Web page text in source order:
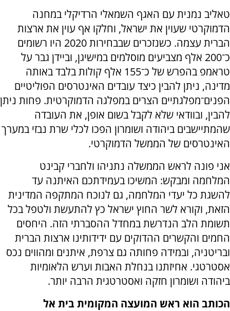
טאליב נמנית עם האגף השמאלי הרדיקלי במחנה
הדמוקרטי שעוין את ישראל, וחלקו אף עוין את ארצות
הברית עצמה. כשנזכרים שבבחירות 2020 היו רשומים
כ־200 אלף מצביעים מוסלמים במישיגן, וביידן גבר על
טראמפ בהפרש של כ־155 אלף קולות בלבד באותה
מדינה, ניתן להבין כיצד עובדים האינטרסים הפוליטיים
הפנים־מפלגתיים הצרים במפלגה הדמוקרטית. פחות ניתן
להבין, ובוודאי שלא לקבל בשום אופן, את העובדה
שהמתיישבים ביהודה ושומרון הפכו לכלי שרת נבזי במערך
האינטרסים של הממשל הדמוקרטי.
אני פונה לראש הממשלה נתניהו ולחברי קבינט
המלחמה ומבקש: המשיכו בעמידתכם האיתנה עד
להשגת כל יעדי המלחמה, גם לנוכח המתקפה המדינית
הזאת, וקורא לשר החוץ ישראל כץ להתעשת ולטפל בכל
תשומת הלב הנדרשת במחדל ההסברתי הזה. היחסים
החמים והקשרים ההדוקים עם ידידותינו ארצות הברית
ובריטניה, ובמידה פחותה גם צרפת, איתנים ומהווים נכס
אסטרטגי. אחיזתנו בנחלת האבות וערש הלאומיות
ביהודה ושומרון חזקה ואסטרטגית הרבה יותר.
הכותב הוא ראש המועצה המקומית בית אל